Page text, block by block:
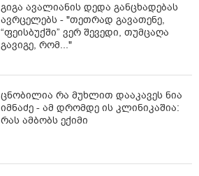
გიგა ავალიანის დედა განცხადებას
ავრცელებს - "თეთრად გავათენე,
“ფეისბუქში” ვერ შევედი, თუმცაღა
გავიგე, რომ..."
ცნობილია რა მუხლით დააკავეს ნია
იმნაძე - ამ დრომდე ის კლინიკაშია:
რას ამბობს ექიმი